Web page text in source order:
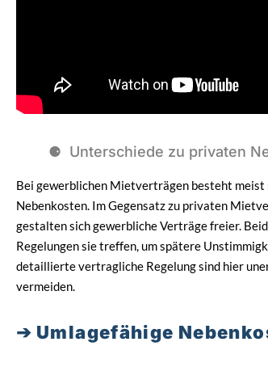
Unterschiede zu privaten
Bei gewerblichen Mietverträgen besteht meist
Nebenkosten. Im Gegensatz zu privaten
gestalten sich gewerbliche Verträge freier.
Regelungen sie treffen, um spätere
detaillierte vertragliche Regelung sind hier
vermeiden.
Umlagefähige